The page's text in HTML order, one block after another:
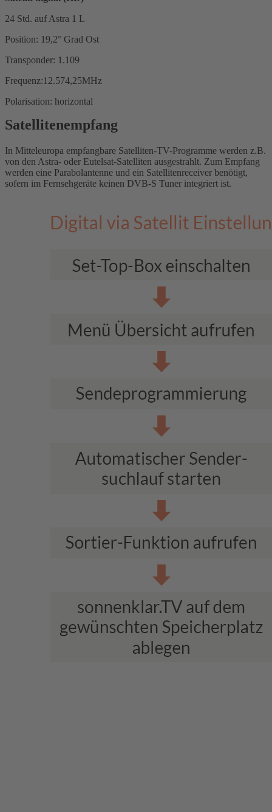
24 Std. auf Astra 1 L
Position: 19,2° Grad Ost
Transponder: 1.109
Frequenz:12.574,25MHz
Polarisation: horizontal
Satellitenempfang
In Mitteleuropa empfangbare Satelliten-TV-Programme werden z.B.
von den Astra- oder Eutelsat-Satelliten ausgestrahlt. Zum Empfang
werden eine Parabolantenne und ein Satellitenreceiver benötigt,
sofern im Fernsehgeräte keinen DVB-S Tuner integriert ist.